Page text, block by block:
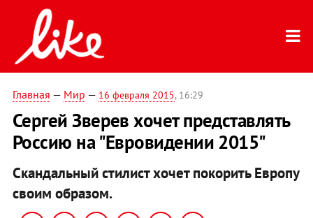
Главная — Мир — 16 февраля 2015, 16:29
Сергей Зверев хочет представлять
Россию на "Евровидении 2015"
Скандальный стилист хочет покорить Европу
своим образом.